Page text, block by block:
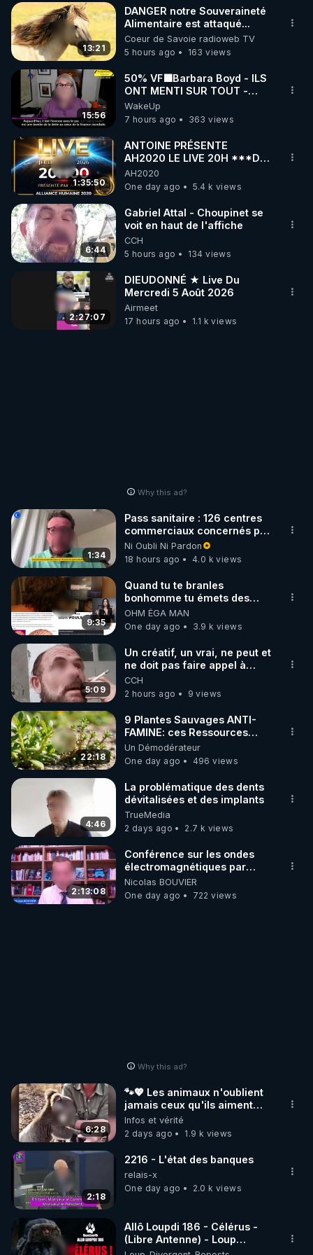
▶ 30 jours gratuit sur l’application de méditation et
de bien-être ENVOL :
Rendez-vous sur https://www.envol.app/code
le code : REGENERE
13:21
DANGER notre Souveraineté
Alimentaire est attaqué...
Coeur de Savoie radioweb TV
5 hours ago
163 views
15:56
50% VF🟩Barbara Boyd - ILS
ONT MENTI SUR TOUT -
Jocelyne Traduction
WakeUp
7 hours ago
363 views
1:35:50
ANTOINE PRÉSENTE
AH2020 LE LIVE 20H ***DU
06/08/2026***
AH2020
One day ago
5.4 k views
6:44
Gabriel Attal - Choupinet se
voit en haut de l'affiche
CCH
5 hours ago
134 views
2:27:07
DIEUDONNÉ ★ Live Du
Mercredi 5 Août 2026
Airmeet
17 hours ago
1.1 k views
Why this ad?
1:34
Pass sanitaire : 126 centres
commerciaux concernés par
l'obligation dans toute la
France
Ni Oubli Ni Pardon
18 hours ago
4.0 k views
9:35
Quand tu te branles
bonhomme tu émets des
ondes ils ont juste omis de
t'expliquer
OHM ÉGA MAN
One day ago
3.9 k views
5:09
Un créatif, un vrai, ne peut et
ne doit pas faire appel à
l'intelligence artificielle
CCH
2 hours ago
9 views
22:18
9 Plantes Sauvages ANTI-
FAMINE: ces Ressources
JARDIN&des Haies
Un Démodérateur
One day ago
496 views
4:46
La problématique des dents
dévitalisées et des implants
TrueMedia
2 days ago
2.7 k views
2:13:08
Conférence sur les ondes
électromagnétiques par
Grégoire Caustru et Bart de
Wever !
Nicolas BOUVIER
One day ago
722 views
Why this ad?
6:28
🐾💖 Les animaux n'oublient
jamais ceux qu'ils aiment…
🥹❤️
Infos et vérité
2 days ago
1.9 k views
2:18
2216 - L'état des banques
relais-x
One day ago
2.0 k views
Allô Loupdi 186 - Célérus -
(Libre Antenne) - Loup
Divergent 2026.08.06